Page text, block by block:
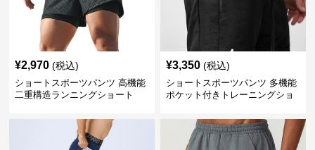
¥2,970 (税込)
ショートスポーツパンツ 高機能
二重構造ランニングショート
¥3,350 (税込)
ショートスポーツパンツ 多機能
ポケット付きトレーニングショ